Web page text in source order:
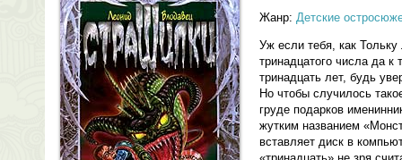
Жанр: Детские
Уж если тебя, как Тольку
тринадцатого числа да к
тринадцать лет, будь
Но чтобы случилось
груде подарков
жутким названием
вставляет диск в